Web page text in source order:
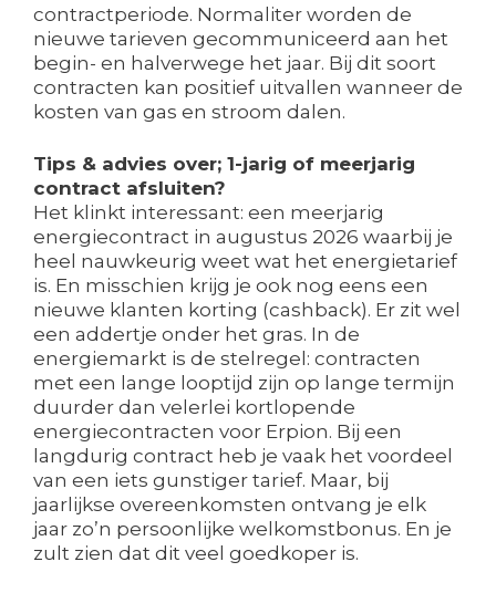
contractperiode. Normaliter worden de
nieuwe tarieven gecommuniceerd aan het
begin- en halverwege het jaar. Bij dit soort
contracten kan positief uitvallen wanneer de
kosten van gas en stroom dalen.
Tips & advies over; 1-jarig of meerjarig
contract afsluiten?
Het klinkt interessant: een meerjarig
energiecontract in augustus 2026 waarbij je
heel nauwkeurig weet wat het energietarief
is. En misschien krijg je ook nog eens een
nieuwe klanten korting (cashback). Er zit wel
een addertje onder het gras. In de
energiemarkt is de stelregel: contracten
met een lange looptijd zijn op lange termijn
duurder dan velerlei kortlopende
energiecontracten voor Erpion. Bij een
langdurig contract heb je vaak het voordeel
van een iets gunstiger tarief. Maar, bij
jaarlijkse overeenkomsten ontvang je elk
jaar zo’n persoonlijke welkomstbonus. En je
zult zien dat dit veel goedkoper is.